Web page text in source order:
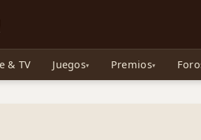
de Poder, La Caza de Gollum, la Tolkienpedia y
& TV Juegos Premios